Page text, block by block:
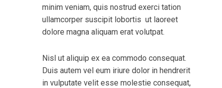
minim veniam, quis nostrud exerci tation
ullamcorper suscipit lobortis ut laoreet
dolore magna aliquam erat volutpat.
Nisl ut aliquip ex ea commodo consequat.
Duis autem vel eum iriure dolor in hendrerit
in vulputate velit esse molestie consequat,